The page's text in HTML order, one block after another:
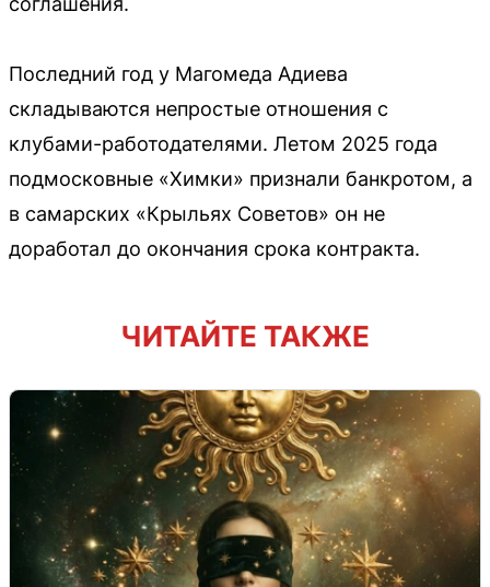
Последний год у Магомеда Адиева
складываются непростые отношения с
клубами-работодателями. Летом 2025 года
подмосковные «Химки» признали банкротом, а
в самарских «Крыльях Советов» он не
доработал до окончания срока контракта.
ЧИТАЙТЕ ТАКЖЕ